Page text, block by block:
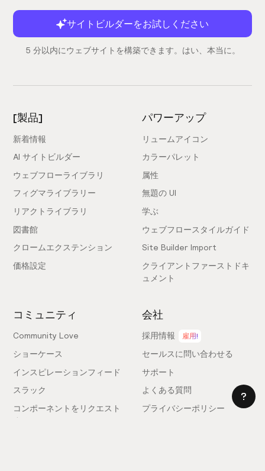
サイトビルダーをお試しください
5 分以内にウェブサイトを構築できます。はい、本当に。
[製品]
新着情報
AI サイトビルダー
ウェブフローライブラリ
フィグマライブラリー
リアクトライブラリ
図書館
クロームエクステンション
価格設定
パワーアップ
リュームアイコン
カラーパレット
属性
無題の UI
学ぶ
ウェブフロースタイルガイド
Site Builder Import
クライアントファーストドキ
ュメント
コミュニティ
Community Love
ショーケース
インスピレーションフィード
スラック
コンポーネントをリクエスト
する
会社
採用情報 雇用!
セールスに問い合わせる
サポート
よくある質問
プライバシーポリシー